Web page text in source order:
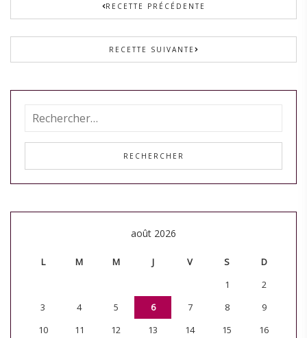
RECETTE PRÉCÉDENTE
RECETTE SUIVANTE
août 2026
L M M J V S
D
1
2
3
4 5 6 7 8
9
10
11 12 13 14 15
16